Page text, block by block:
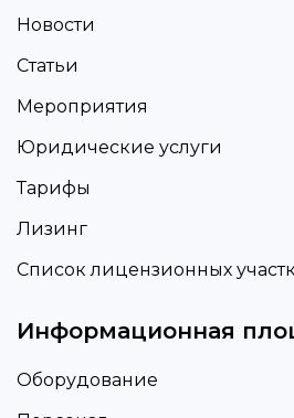
Новости
Статьи
Мероприятия
Юридические услуги
Тарифы
Лизинг
Список лицензионных
Информационная
Оборудование